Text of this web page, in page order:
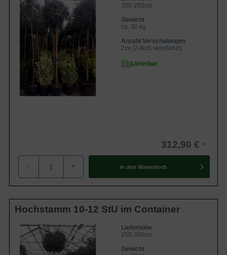
200-250cm
Gewicht
ca. 30 kg
Anzahl Verschulungen
2xv (2-fach verpflanzt)
Lieferbar
312,90 €
- + In den Warenkorb
Hochstamm 10-12 StU im Container
Lieferhöhe
250-300cm
Gewicht